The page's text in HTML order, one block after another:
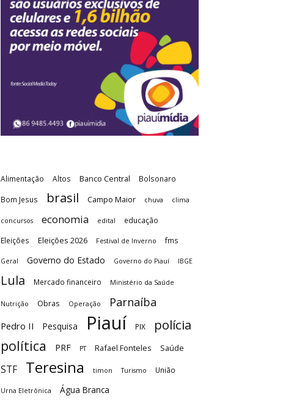
Alimentação Altos Banco Central Bolsonaro
Bom Jesus brasil Campo Maior chuva clima
concursos economia edital educação
Eleições Eleições 2026 Festival de Inverno fms
Geral Governo do Estado Governo do Piauí IBGE
Lula Mercado financeiro Ministério da Saúde
Nutrição Obras Operação Parnaíba
Pedro II Pesquisa Piauí PIX polícia
política PRF PT Rafael Fonteles Saúde
STF Teresina timon Turismo União
Urna Eletrônica Água Branca